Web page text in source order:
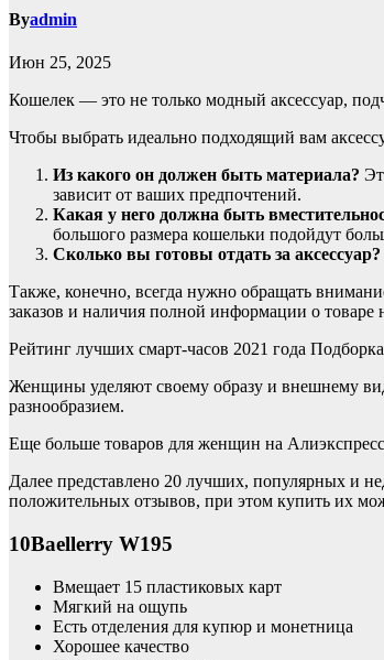
Byadmin
Июн 25, 2025
Кошелек — это не только модный аксессуар,
Чтобы выбрать идеально подходящий вам
Из какого он должен быть материала?
зависит от ваших предпочтений.
Какая у него должна быть
большого размера кошельки подойдут
Сколько вы готовы отдать за аксессуар?
Также, конечно, всегда нужно обращать
заказов и наличия полной информации о товаре
Рейтинг лучших смарт-часов 2021 года
Женщины уделяют своему образу и внешнему
разнообразием.
Еще больше товаров для женщин на
Далее представлено 20 лучших, популярных и
положительных отзывов, при этом купить их
10Baellerry W195
Вмещает 15 пластиковых карт
Мягкий на ощупь
Есть отделения для купюр и монетница
Хорошее качество